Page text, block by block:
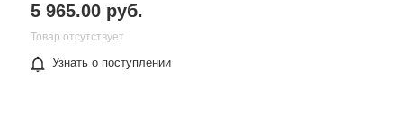
5 965.00 руб.
Товар отсутствует
Узнать о поступлении